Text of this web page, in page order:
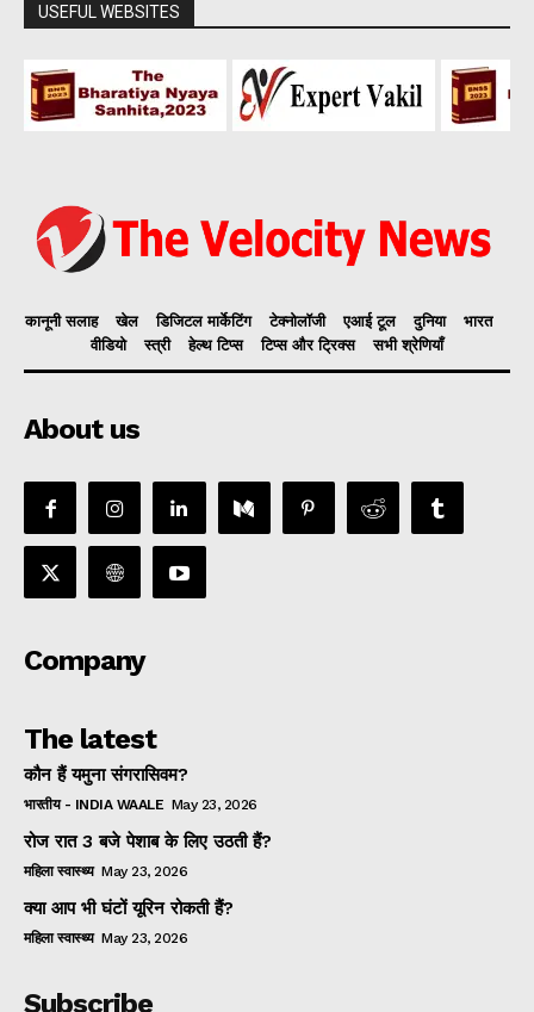
USEFUL WEBSITES
कानूनी सलाह खेल डिजिटल मार्केटिंग टेक्नोलॉजी एआई टूल दुनिया
भारत
वीडियो
स्त्री हेल्थ टिप्स टिप्स और ट्रिक्स सभी श्रेणियाँ
About us
Company
The latest
कौन हैं यमुना संगरासिवम?
भारतीय - INDIA WAALE May 23, 2026
रोज रात 3 बजे पेशाब के लिए उठती हैं?
महिला स्वास्थ्य May 23, 2026
क्या आप भी घंटों यूरिन रोकती हैं?
महिला स्वास्थ्य May 23, 2026
Subscribe